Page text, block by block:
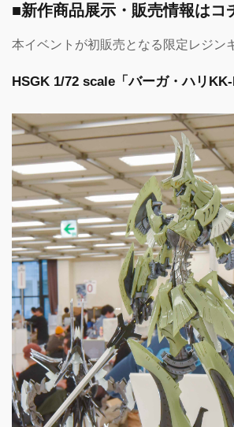
■新作商品展示・販売情報はコ
本イベントが初販売となる限定レジン
HSGK 1/72 scale「バーガ・ハリKK-